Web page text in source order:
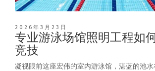
2026年3月23日
专业游泳场馆照明工程如
竞技
凝视眼前这座宏伟的室内游泳馆，湛蓝的池